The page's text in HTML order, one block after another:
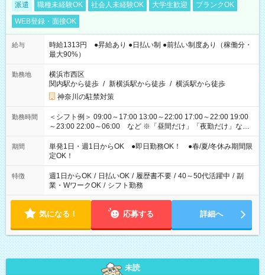
派遣 職種未経験OK 社会人未経験OK 大学生歓迎
ブランクOK
WEB登録・面接OK
給与
時給1313円 ●昇給あり ●日払い制 ●前払い制度あり（稼働分・
最大90%）
勤務地
横浜市西区
関内駅から徒歩 / 新横浜駅から徒歩 / 横浜駅から徒歩
神奈川の駐禁対策
勤務時間
＜シフト例＞ 09:00～17:00 13:00～22:00 17:00～22:00 19:00
～23:00 22:00～06:00 など ※「昼間だけ」「夜勤だけ」など
の希望OK
期間
単発1日・週1日からOK ●即日勤務OK！ ●春/夏/冬休み期間限
定OK！
特徴 週1日からOK / 日払いOK / 履歴書不要 / 40～50代活躍中 / 副
業・WワークOK / シフト勤務
気になる！ 応募する 詳細へ
未読